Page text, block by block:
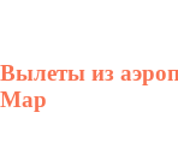
Вылеты из
Мар